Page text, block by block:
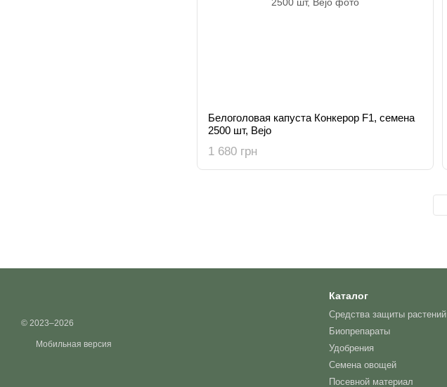
Белоголовая капуста Конкерор F1, семена
2500 шт, Bejo
1 680 грн
© 2023–2026
Мобильная версия
Каталог
Средства защиты растений
Биопрепараты
Удобрения
Семена овощей
Посевной материал